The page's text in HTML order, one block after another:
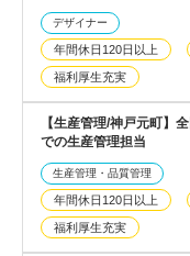
デザイナー
年間休日120日以上
福利厚生充実
【生産管理/神戸元町】
での生産管理担当
生産管理・品質管理
年間休日120日以上
福利厚生充実